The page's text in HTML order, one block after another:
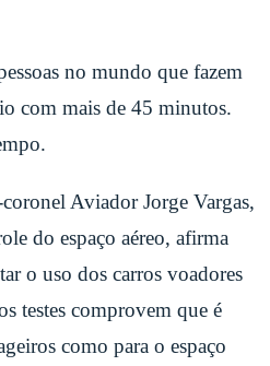
no mundo que fazem
com mais de 45 minutos.
Aviador Jorge Vargas,
do espaço aéreo, afirma
o uso dos carros voadores
testes comprovem que é
como para o espaço